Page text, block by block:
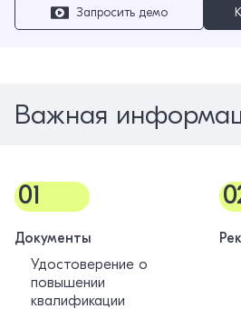
Запросить демо
Важная
01
Документы
Удостоверение о
повышении
квалификации